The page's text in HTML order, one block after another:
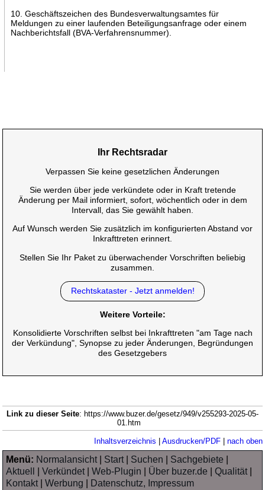
10. Geschäftszeichen des Bundesverwaltungsamtes für
Meldungen zu einer laufenden Beteiligungsanfrage oder einem
Nachberichtsfall (BVA-Verfahrensnummer).
Ihr Rechtsradar
Verpassen Sie keine gesetzlichen Änderungen
Sie werden über jede verkündete oder in Kraft tretende
Änderung per Mail informiert, sofort, wöchentlich oder in dem
Intervall, das Sie gewählt haben.
Auf Wunsch werden Sie zusätzlich im konfigurierten Abstand vor
Inkrafttreten erinnert.
Stellen Sie Ihr Paket zu überwachender Vorschriften beliebig
zusammen.
Rechtskataster - Jetzt anmelden!
Weitere Vorteile:
Konsolidierte Vorschriften selbst bei Inkrafttreten "am Tage nach
der Verkündung", Synopse zu jeder Änderungen, Begründungen
des Gesetzgebers
Link zu dieser Seite: https://www.buzer.de/gesetz/949/v255293-2025-05-
01.htm
Inhaltsverzeichnis Ausdrucken/PDF| nach oben
Menü: Normalansicht| Start| Suchen Sachgebiete
Aktuell
|Verkündet|Web-Plugin Über buzer.de |Qualität|
Kontakt|Werbung Datenschutz, Impressum